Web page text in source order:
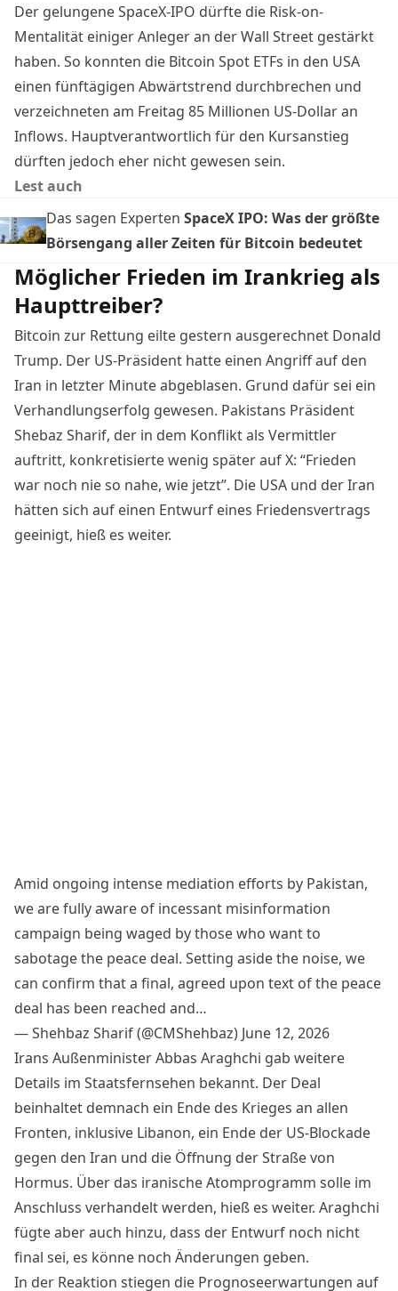
Der gelungene SpaceX-IPO dürfte die Risk-on-
Mentalität einiger Anleger an der Wall Street gestärkt
haben. So konnten die Bitcoin Spot ETFs in den USA
einen fünftägigen Abwärtstrend durchbrechen und
verzeichneten am Freitag 85 Millionen US-Dollar an
Inflows. Hauptverantwortlich für den Kursanstieg
dürften jedoch eher nicht gewesen sein.
Lest auch
Das sagen Experten SpaceX IPO: Was der größte
Börsengang aller Zeiten für Bitcoin bedeutet
Möglicher Frieden im Irankrieg als
Haupttreiber?
Bitcoin zur Rettung eilte gestern ausgerechnet Donald
Trump. Der US-Präsident hatte einen Angriff auf den
Iran in letzter Minute abgeblasen. Grund dafür sei ein
Verhandlungserfolg gewesen. Pakistans Präsident
Shebaz Sharif, der in dem Konflikt als Vermittler
auftritt, konkretisierte wenig später auf X: “Frieden
war noch nie so nahe, wie jetzt”. Die USA und der Iran
hätten sich auf einen Entwurf eines Friedensvertrags
geeinigt, hieß es weiter.
Amid ongoing intense mediation efforts by Pakistan,
we are fully aware of incessant misinformation
campaign being waged by those who want to
sabotage the peace deal. Setting aside the noise, we
can confirm that a final, agreed upon text of the peace
deal has been reached and…
— Shehbaz Sharif (@CMShehbaz) June 12, 2026
Irans Außenminister Abbas Araghchi gab weitere
Details im Staatsfernsehen bekannt. Der Deal
beinhaltet demnach ein Ende des Krieges an allen
Fronten, inklusive Libanon, ein Ende der US-Blockade
gegen den Iran und die Öffnung der Straße von
Hormus. Über das iranische Atomprogramm solle im
Anschluss verhandelt werden, hieß es weiter. Araghchi
fügte aber auch hinzu, dass der Entwurf noch nicht
final sei, es könne noch Änderungen geben.
In der Reaktion stiegen die Prognoseerwartungen auf